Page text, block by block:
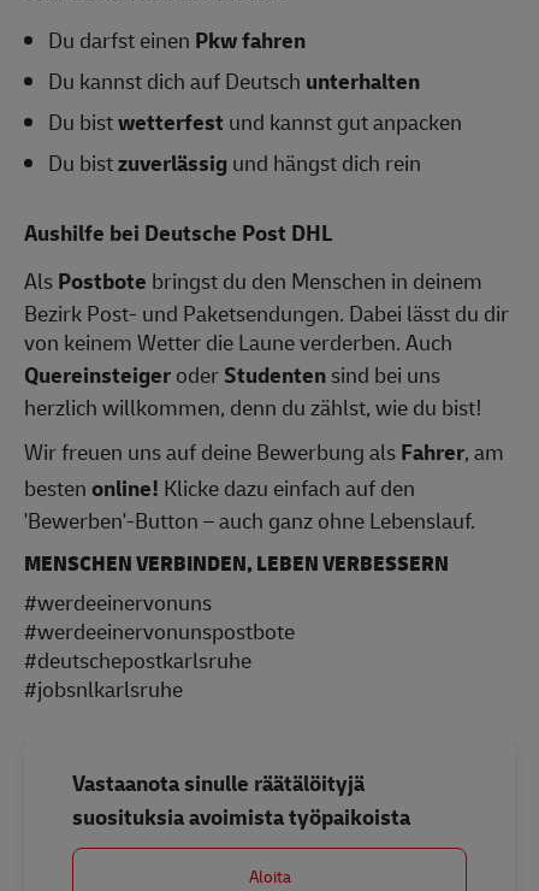
Du darfst einen Pkw fahren
Du kannst dich auf Deutsch unterhalten
Du bistwetterfest und kannst gut anpacken
Du bistzuverlässigund hängst dich rein
Aushilfe bei Deutsche Post DHL
AlsPostbote bringst du den Menschen in deinem
Bezirk Post- und Paketsendungen. Dabei lässt du dir
von keinem Wetter die Laune verderben. Auch
QuereinsteigeroderStudentensind bei uns
herzlich willkommen, denn du zählst, wie du bist!
Wir freuen uns auf deine Bewerbung alsFahrer, am
bestenonline! Klicke dazu einfach auf den
'Bewerben'-Button – auch ganz ohne Lebenslauf.
MENSCHEN VERBINDEN, LEBEN VERBESSERN
#werdeeinervonuns
#werdeeinervonunspostbote
#deutschepostkarlsruhe
#jobsnlkarlsruhe
Vastaanota sinulle räätälöityjä
suosituksia avoimista työpaikoista
Aloita